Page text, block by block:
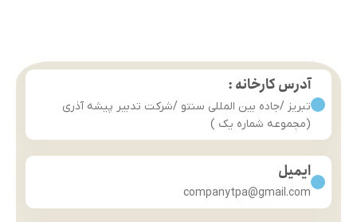
آدرس کارخانه :
تبریز /جاده بین المللی سنتو /شرکت تدبیر پیشه آذری
(مجموعه شماره یک )
ایمیل
companytpa@gmail.com